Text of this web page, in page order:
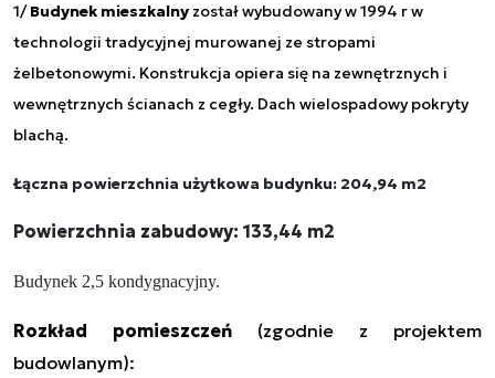
1/Budynek mieszkalny został wybudowany w 1994 r w
technologii tradycyjnej murowanej ze stropami
żelbetonowymi. Konstrukcja opiera się na zewnętrznych i
wewnętrznych ścianach z cegły. Dach wielospadowy pokryty
blachą.
Łączna powierzchnia użytkowa budynku: 204,94 m2
Powierzchnia zabudowy: 133,44 m2
Budynek 2,5 kondygnacyjny.
Rozkład pomieszczeń (zgodnie z projektem
budowlanym):